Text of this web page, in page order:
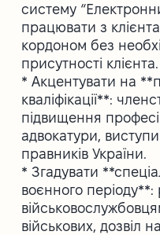
систему
працювати з
кордоном без
присутності клієнта.
* Акцентувати на
кваліфікації**:
підвищення
адвокатури,
правників України.
* Згадувати
воєнного періоду**:
військових, дозвіл